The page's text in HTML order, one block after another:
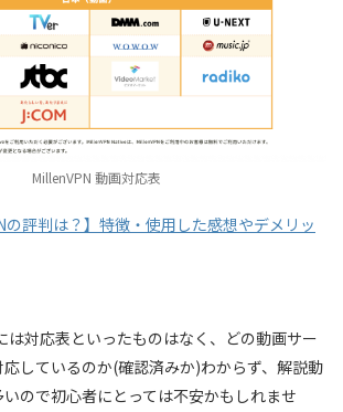
MillenVPN 動画対応表
の評判は？】特徴・使用した感想やデメリッ
は対応表といったものはなく、どの動画サー
しているのか(確認済みか)わからず、解説動
ので初心者にとっては不安かもしれませ